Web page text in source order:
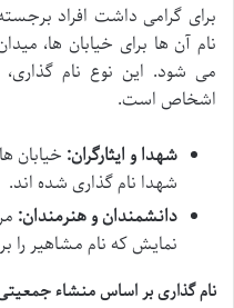
برای گرامی داشت افراد
نام آن ها برای خیابان ها،
می شود. این نوع نام
اشخاص است.
شهدا و ایثارگران: خیابان
شهدا نام گذاری شده اند.
دانشمندان و هنرمندان:
نمایش که نام مشاهیر را
نام گذاری بر اساس منشاء